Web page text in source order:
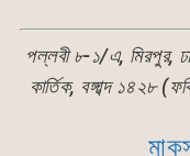
পল্লবী ৮-১/এ, মিরপুর,
কার্তিক, বঙ্গাব্দ ১৪২৮